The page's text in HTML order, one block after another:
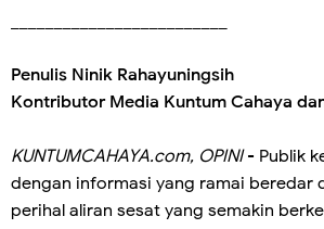
Penulis Ninik Rahayuningsih
Kontributor Media Kuntum Cahaya
KUNTUMCAHAYA.com, OPINI- Publik
dengan informasi yang ramai beredar
perihal aliran sesat yang semakin